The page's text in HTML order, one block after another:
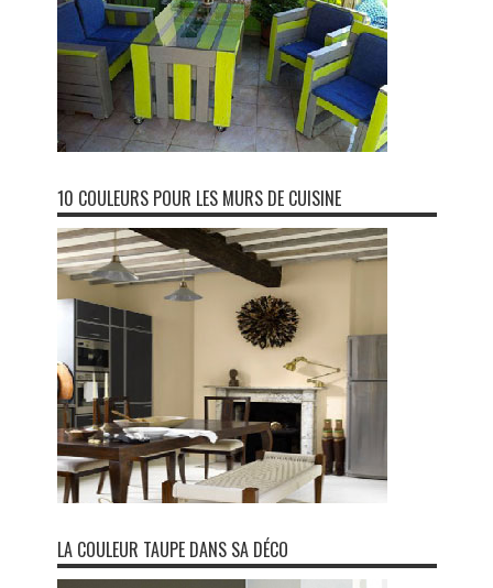
10 COULEURS POUR LES MURS DE CUISINE
LA COULEUR TAUPE DANS SA DÉCO